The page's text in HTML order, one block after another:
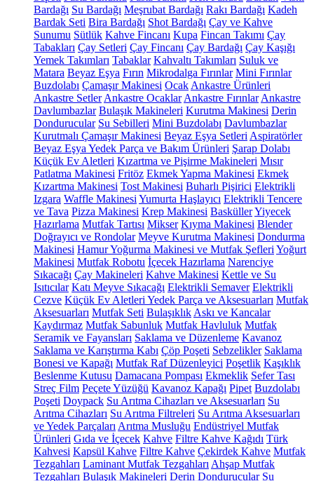
Bardağı Su Bardağı Meşrubat Bardağı Rakı Bardağı Kadeh
Bardak Seti Bira Bardağı Shot Bardağı Çay ve Kahve
Sunumu Sütlük Kahve Fincanı Kupa Fincan Takımı Çay
Tabakları Çay Setleri Çay Fincanı Çay Bardağı Çay Kaşığı
Yemek Takımları Tabaklar Kahvaltı Takımları Suluk ve
Matara Beyaz Eşya Fırın Mikrodalga Fırınlar Mini Fırınlar
Buzdolabı Çamaşır Makinesi Ocak Ankastre Ürünleri
Ankastre Setler Ankastre Ocaklar Ankastre Fırınlar Ankastre
Davlumbazlar Bulaşık Makineleri Kurutma Makinesi Derin
Dondurucular Su Sebilleri Mini Buzdolabı Davlumbazlar
Kurutmalı Çamaşır Makinesi Beyaz Eşya Setleri Aspiratörler
Beyaz Eşya Yedek Parça ve Bakım Ürünleri Şarap Dolabı
Küçük Ev Aletleri Kızartma ve Pişirme Makineleri Mısır
Patlatma Makinesi Fritöz Ekmek Yapma Makinesi Ekmek
Kızartma Makinesi Tost Makinesi Buharlı Pişirici Elektrikli
Izgara Waffle Makinesi Yumurta Haşlayıcı Elektrikli Tencere
ve Tava Pizza Makinesi Krep Makinesi BasküllerYiyecek
Hazırlama Mutfak Tartısı Mikser Kıyma Makinesi Blender
Doğrayıcı ve Rondolar Meyve Kurutma Makinesi Dondurma
Makinesi Hamur Yoğurma Makinesi ve Mutfak Şefleri Yoğurt
Makinesi Mutfak Robotu İçecek Hazırlama Narenciye
Sıkacağı Çay Makineleri Kahve Makinesi Kettle ve Su
Isıtıcılar Katı Meyve Sıkacağı Elektrikli Semaver Elektrikli
Cezve Küçük Ev Aletleri Yedek Parça ve Aksesuarları Mutfak
Aksesuarları Mutfak Seti Bulaşıklık Askı ve Kancalar
Kaydırmaz Mutfak Sabunluk Mutfak Havluluk Mutfak
Seramik ve Fayansları Saklama ve Düzenleme Kavanoz
Saklama ve Karıştırma Kabı Çöp Poşeti Sebzelikler Saklama
Bonesi ve Kapağı Mutfak Raf Düzenleyici Poşetlik Kaşıklık
Beslenme Kutusu Damacana Pompası Ekmeklik Sefer Tası
Streç Film Peçete Yüzüğü Kavanoz Kapağı Pipet Buzdolabı
Poşeti Doypack Su Arıtma Cihazları ve Aksesuarları Su
Arıtma Cihazları Su Arıtma Filtreleri Su Arıtma Aksesuarları
ve Yedek Parçaları Arıtma Musluğu Endüstriyel Mutfak
Ürünleri Gıda ve İçecek Kahve Filtre Kahve Kağıdı Türk
Kahvesi Kapsül Kahve Filtre Kahve Çekirdek Kahve Mutfak
Tezgahları Laminant Mutfak Tezgahları Ahşap Mutfak
Tezgahları Bulaşık Makineleri Derin Dondurucular Su